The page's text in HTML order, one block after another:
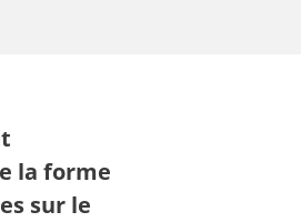
la forme
sur le